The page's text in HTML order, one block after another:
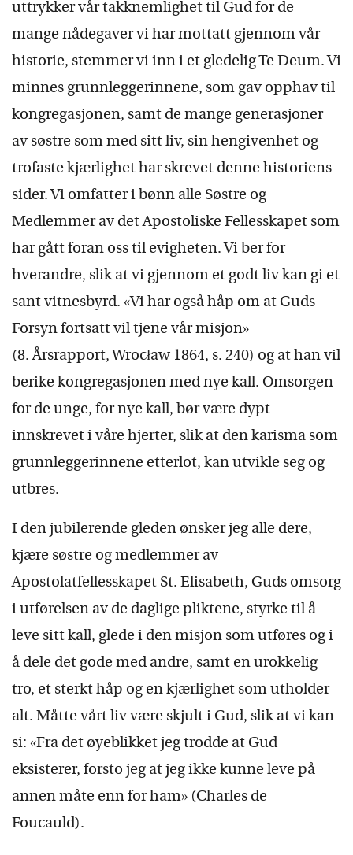
uttrykker vår takknemlighet til Gud for de
mange nådegaver vi har mottatt gjennom vår
historie, stemmer vi inn i et gledelig Te Deum. Vi
minnes grunnleggerinnene, som gav opphav til
kongregasjonen, samt de mange generasjoner
av søstre som med sitt liv, sin hengivenhet og
trofaste kjærlighet har skrevet denne historiens
sider. Vi omfatter i bønn alle Søstre og
Medlemmer av det Apostoliske Fellesskapet som
har gått foran oss til evigheten. Vi ber for
hverandre, slik at vi gjennom et godt liv kan gi et
sant vitnesbyrd. «Vi har også håp om at Guds
Forsyn fortsatt vil tjene vår misjon»
(8. Årsrapport, Wrocław 1864, s. 240) og at han vil
berike kongregasjonen med nye kall. Omsorgen
for de unge, for nye kall, bør være dypt
innskrevet i våre hjerter, slik at den karisma som
grunnleggerinnene etterlot, kan utvikle seg og
utbres.
I den jubilerende gleden ønsker jeg alle dere,
kjære søstre og medlemmer av
Apostolatfellesskapet St. Elisabeth, Guds omsorg
i utførelsen av de daglige pliktene, styrke til å
leve sitt kall, glede i den misjon som utføres og i
å dele det gode med andre, samt en urokkelig
tro, et sterkt håp og en kjærlighet som utholder
alt. Måtte vårt liv være skjult i Gud, slik at vi kan
si: «Fra det øyeblikket jeg trodde at Gud
eksisterer, forsto jeg at jeg ikke kunne leve på
annen måte enn for ham» (Charles de
Foucauld).